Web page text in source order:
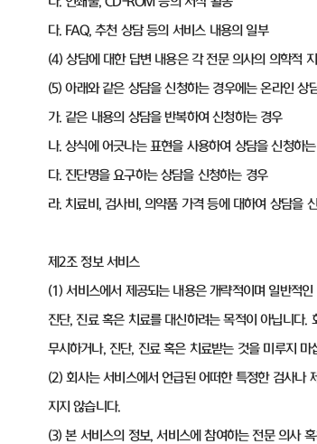
다. FAQ, 추천 상담 등의 서비스 내용의 일부
(4) 상담에 대한 답변 내용은 각 전문 의사의 의학적
(5) 아래와 같은 상담을 신청하는 경우에는 온라인 상
가. 같은 내용의 상담을 반복하여 신청하는 경우
나. 상식에 어긋나는 표현을 사용하여 상담을 신청하
다. 진단명을 요구하는 상담을 신청하는 경우
라. 치료비, 검사비, 의약품 가격 등에 대하여 상담을
제2조 정보 서비스
(1) 서비스에서 제공되는 내용은 개략적이며 일반적
진단, 진료 혹은 치료를 대신하려는 목적이 아닙니다.
무시하거나, 진단, 진료 혹은 치료받는 것을 미루지 마
(2) 회사는 서비스에서 언급된 어떠한 특정한 검사나
지지 않습니다.
(3) 본 서비스의 정보, 서비스에 참여하는 전문 의사